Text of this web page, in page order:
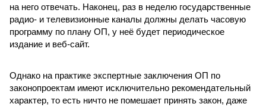
на него отвечать. Наконец, раз в неделю государственные
радио- и телевизионные каналы должны делать часовую
программу по плану ОП, у неё будет периодическое
издание и веб-сайт.
Однако на практике экспертные заключения ОП по
законопроектам имеют исключительно рекомендательный
характер, то есть ничто не помешает принять закон, даже